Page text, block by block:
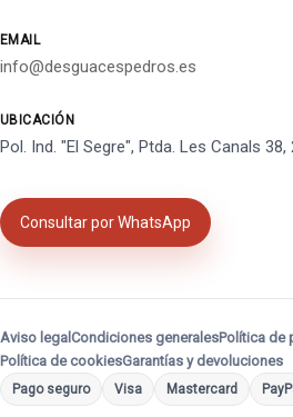
EMAIL
info@desguacespedros.es
UBICACIÓN
Pol. Ind. "El Segre", Ptda. Les Canals
Consultar por WhatsApp
Aviso legal Condiciones generalesPolítica de
Política de cookiesGarantías y devoluciones
Pago seguro Visa Mastercard